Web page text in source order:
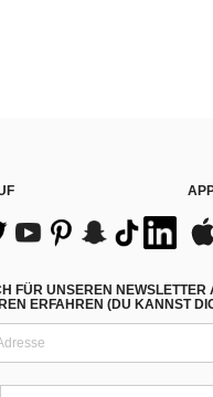
FÜR UNSEREN
ERFAHREN (DU KANNST